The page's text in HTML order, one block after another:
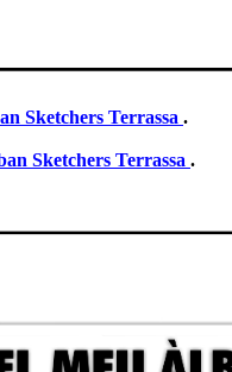
Sketchers Terrassa .
Sketchers Terrassa .